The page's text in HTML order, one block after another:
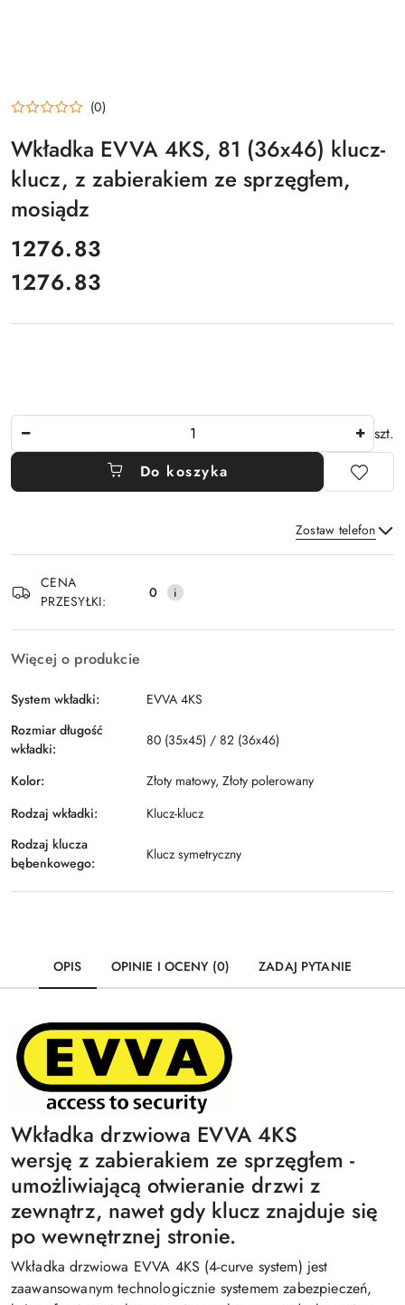
(0)
Wkładka EVVA 4KS, 81 (36x46) klucz-
klucz, z zabierakiem ze sprzęgłem,
mosiądz
cena:
1276.83
Cena:
1276.83
szt.
Do koszyka
Zostaw telefon
i
CENA
PRZESYŁKI:
0
Więcej o produkcie
System wkładki:
EVVA 4KS
Rozmiar długość
wkładki:
80 (35x45) / 82 (36x46)
Kolor:
Złoty matowy, Złoty polerowany
Rodzaj wkładki:
Klucz-klucz
Rodzaj klucza
bębenkowego:
Klucz symetryczny
OPIS OPINIE I OCENY (0) ZADAJ PYTANIE
Wkładka drzwiowa EVVA 4KS
wersję z zabierakiem ze sprzęgłem -
umożliwiającą otwieranie drzwi z
zewnątrz, nawet gdy klucz znajduje się
po wewnętrznej stronie.
Wkładka drzwiowa EVVA 4KS (4-curve system) jest
zaawansowanym technologicznie systemem zabezpieczeń,